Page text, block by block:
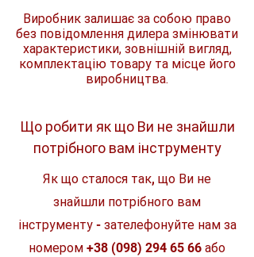
Продовжує термін служби
інструменту та ствольної частини,
зменшуючи потрапляння пилу
всередину інструменту
Виробник залишає за собою право
без повідомлення дилера змінювати
характеристики, зовнішній вигляд,
комплектацію товару та місце його
виробництва.
Що робити як що Ви не знайшли
потрібного вам інструменту
Як що сталося так, що Ви не
знайшли потрібного вам
інструменту - зателефонуйте нам за
номером +38 (098) 294 65 66 або